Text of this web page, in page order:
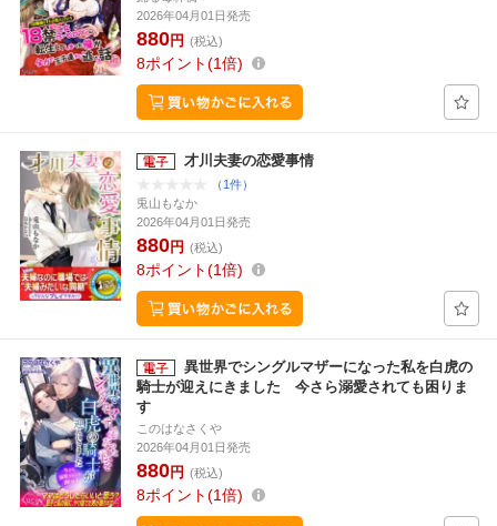
2026年04月01日発売
880円 (税込)
8ポイント 1倍
才川夫妻の恋愛事情
（1件）
兎山もなか
2026年04月01日発売
880円 (税込)
8ポイント 1倍
異世界でシングルマザーになった私を白虎の
騎士が迎えにきました 今さら溺愛されても困りま
す
このはなさくや
2026年04月01日発売
880円 (税込)
8ポイント 1倍